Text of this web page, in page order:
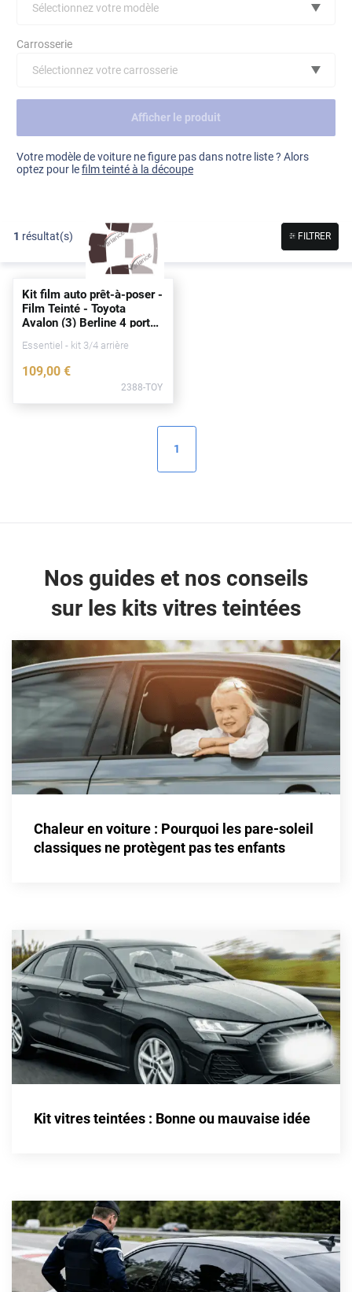
Ford
Hyundai
Land Rover
Mini
Skoda
Tesla
Toyota
Volkswagen
Alfa Romeo
Aston Martin
Buick
Byd
Cadillac
Changan
Chevrolet
Chrysler
Dacia
Daewoo
Daihatsu
Sélectionnez votre modèle
Carrosserie
Sélectionnez votre carrosserie
Voir tout
Afficher le produit
Votre modèle de voiture ne figure pas dans notre liste ? Alors
optez pour lefilm teinté à la découpe
1 résultat(s) FILTRER
Kit film auto prêt-à-poser -
Film Teinté - Toyota
Avalon (3) Berline 4portes
Essentiel - kit 3/4 arrière
109,00 €
2388-TOY
1
Nos guides et nos conseils
sur les kits vitres teintées
Chaleur en voiture : Pourquoi les pare-soleil
classiques ne protègent pas tes enfants
Kit vitres teintées : Bonne ou mauvaise idée